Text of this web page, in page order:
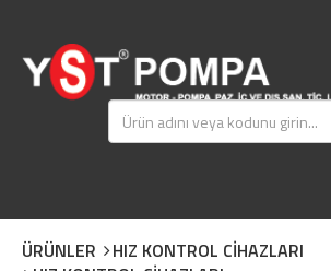
ÜRÜNLER
HIZ KONTROL CİHAZLARI